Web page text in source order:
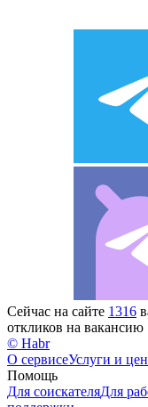
Сейчас на сайте 1316
откликов на вакансию
© Habr
О сервисеУслуги и
Помощь
Для соискателяДля